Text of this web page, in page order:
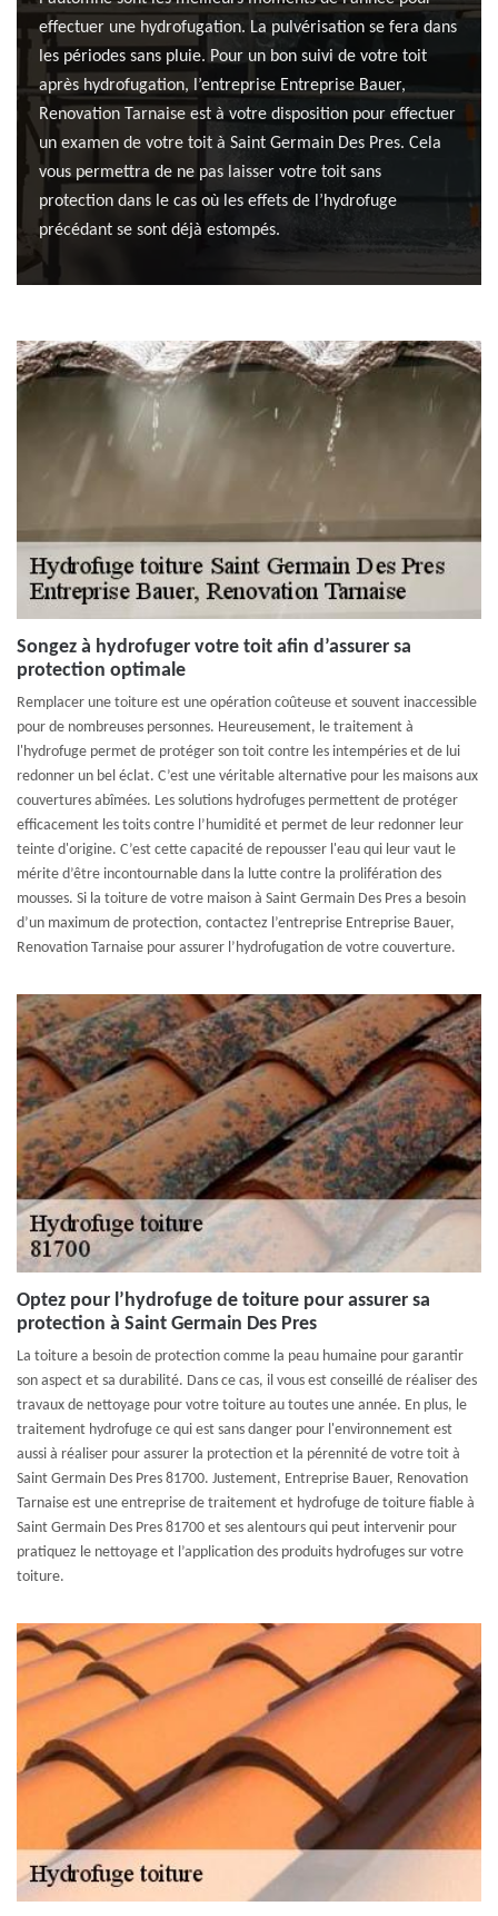
effectuer une hydrofugation. La pulvérisation se fera dans
les périodes sans pluie. Pour un bon suivi de votre toit
après hydrofugation, l’entreprise Entreprise Bauer,
Renovation Tarnaise est à votre disposition pour effectuer
un examen de votre toit à Saint Germain Des Pres. Cela
vous permettra de ne pas laisser votre toit sans
protection dans le cas où les effets de l’hydrofuge
précédant se sont déjà estompés.
Songez à hydrofuger votre toit afin d’assurer sa
protection optimale
Remplacer une toiture est une opération coûteuse et souvent inaccessible
pour de nombreuses personnes. Heureusement, le traitement à
l'hydrofuge permet de protéger son toit contre les intempéries et de lui
redonner un bel éclat. C’est une véritable alternative pour les maisons aux
couvertures abîmées. Les solutions hydrofuges permettent de protéger
efficacement les toits contre l’humidité et permet de leur redonner leur
teinte d'origine. C’est cette capacité de repousser l'eau qui leur vaut le
mérite d’être incontournable dans la lutte contre la prolifération des
mousses. Si la toiture de votre maison à Saint Germain Des Pres a besoin
d’un maximum de protection, contactez l’entreprise Entreprise Bauer,
Renovation Tarnaise pour assurer l’hydrofugation de votre couverture.
Optez pour l’hydrofuge de toiture pour assurer sa
protection à Saint Germain Des Pres
La toiture a besoin de protection comme la peau humaine pour garantir
son aspect et sa durabilité. Dans ce cas, il vous est conseillé de réaliser des
travaux de nettoyage pour votre toiture au toutes une année. En plus, le
traitement hydrofuge ce qui est sans danger pour l'environnement est
aussi à réaliser pour assurer la protection et la pérennité de votre toit à
Saint Germain Des Pres 81700. Justement, Entreprise Bauer, Renovation
Tarnaise est une entreprise de traitement et hydrofuge de toiture fiable à
Saint Germain Des Pres 81700 et ses alentours qui peut intervenir pour
pratiquez le nettoyage et l’application des produits hydrofuges sur votre
toiture.